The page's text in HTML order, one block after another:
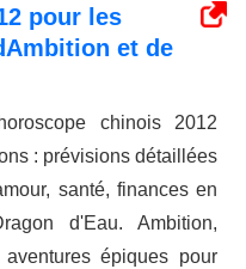
pour les
et de
chinois 2012
: prévisions détaillées
santé, finances en
d'Eau. Ambition,
épiques pour